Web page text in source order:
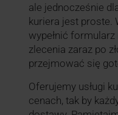
ale jednocześnie
kuriera jest proste.
wypełnić formularz
zlecenia zaraz po
przejmować się
Oferujemy usługi
cenach, tak by